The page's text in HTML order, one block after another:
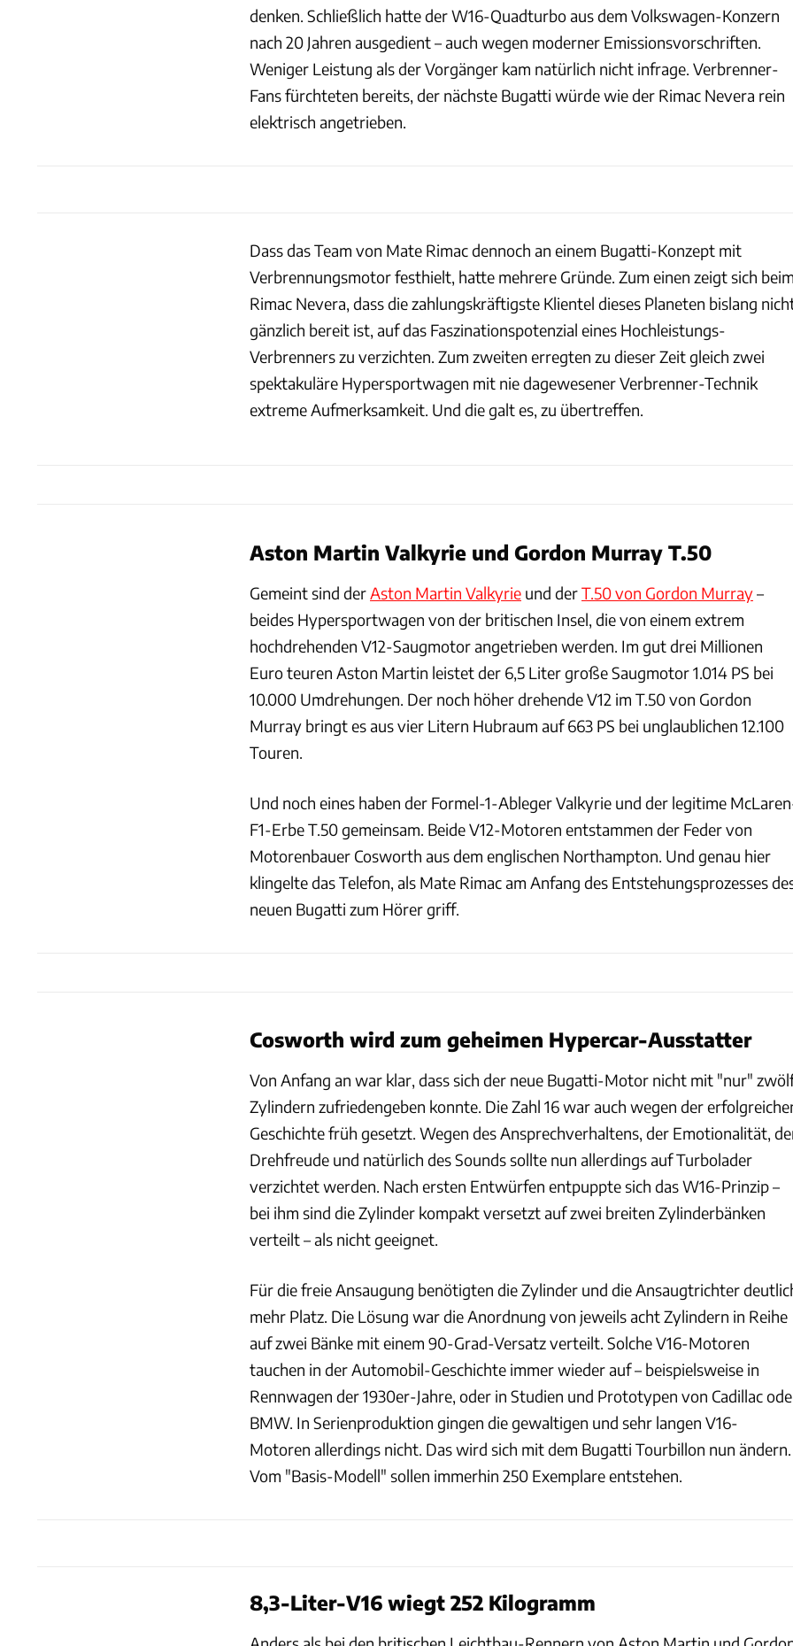
denken. Schließlich hatte der W16-Quadturbo aus dem Volkswagen-Konzern
nach 20 Jahren ausgedient – auch wegen moderner Emissionsvorschriften.
Weniger Leistung als der Vorgänger kam natürlich nicht infrage. Verbrenner-
Fans fürchteten bereits, der nächste Bugatti würde wie der Rimac Nevera rein
elektrisch angetrieben.
Dass das Team von Mate Rimac dennoch an einem Bugatti-Konzept mit
Verbrennungsmotor festhielt, hatte mehrere Gründe. Zum einen zeigt sich
Rimac Nevera, dass die zahlungskräftigste Klientel dieses Planeten bislang
gänzlich bereit ist, auf das Faszinationspotenzial eines Hochleistungs-
Verbrenners zu verzichten. Zum zweiten erregten zu dieser Zeit gleich zwei
spektakuläre Hypersportwagen mit nie dagewesener Verbrenner-Technik
extreme Aufmerksamkeit. Und die galt es, zu übertreffen.
Aston Martin Valkyrie und Gordon Murray T.50
Gemeint sind der Aston Martin Valkyrie und derT.50 von Gordon Murray–
beides Hypersportwagen von der britischen Insel, die von einem extrem
hochdrehenden V12-Saugmotor angetrieben werden. Im gut drei Millionen
Euro teuren Aston Martin leistet der 6,5 Liter große Saugmotor 1.014 PS bei
10.000 Umdrehungen. Der noch höher drehende V12 im T.50 von Gordon
Murray bringt es aus vier Litern Hubraum auf 663 PS bei unglaublichen 12.100
Touren.
Und noch eines haben der Formel-1-Ableger Valkyrie und der legitime
F1-Erbe T.50 gemeinsam. Beide V12-Motoren entstammen der Feder von
Motorenbauer Cosworth aus dem englischen Northampton. Und genau hier
klingelte das Telefon, als Mate Rimac am Anfang des Entstehungsprozesses
neuen Bugatti zum Hörer griff.
Cosworth wird zum geheimen Hypercar-Ausstatter
Von Anfang an war klar, dass sich der neue Bugatti-Motor nicht mit "nur"
Zylindern zufriedengeben konnte. Die Zahl 16 war auch wegen der
Geschichte früh gesetzt. Wegen des Ansprechverhaltens, der Emotionalität,
Drehfreude und natürlich des Sounds sollte nun allerdings auf Turbolader
verzichtet werden. Nach ersten Entwürfen entpuppte sich das W16-Prinzip –
bei ihm sind die Zylinder kompakt versetzt auf zwei breiten Zylinderbänken
verteilt – als nicht geeignet.
Für die freie Ansaugung benötigten die Zylinder und die Ansaugtrichter
mehr Platz. Die Lösung war die Anordnung von jeweils acht Zylindern in Reihe
auf zwei Bänke mit einem 90-Grad-Versatz verteilt. Solche V16-Motoren
tauchen in der Automobil-Geschichte immer wieder auf – beispielsweise in
Rennwagen der 1930er-Jahre, oder in Studien und Prototypen von Cadillac
BMW. In Serienproduktion gingen die gewaltigen und sehr langen V16-
Motoren allerdings nicht. Das wird sich mit dem Bugatti Tourbillon nun ändern.
Vom "Basis-Modell" sollen immerhin 250 Exemplare entstehen.
8,3-Liter-V16 wiegt 252 Kilogramm